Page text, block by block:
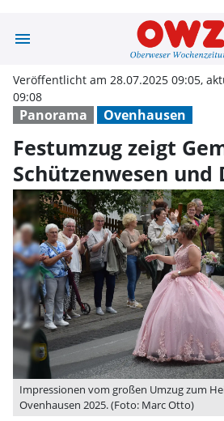
menu
Panorama Ovenhausen
Veröffentlicht am 28.07.2025 09:05,
09:08
Festumzug zeigt
Schützenwesen
Impressionen vom großen Umzug zum
Ovenhausen 2025. (Foto: Marc Otto)